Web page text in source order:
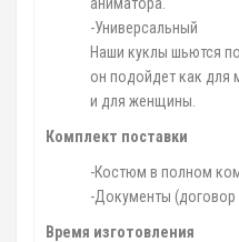
-Универсальный
Наши куклы шьются
он подойдет как для
и для женщины.
Комплект поставки
-Костюм в полном
-Документы (договор
Время изготовления